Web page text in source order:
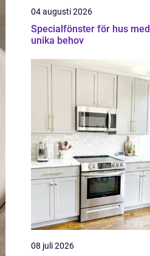
04 augusti 2026
Specialfönster för hus med
unika behov
08 juli 2026